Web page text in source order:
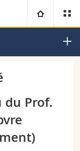
management
Sciences liturgiques
du Prof.